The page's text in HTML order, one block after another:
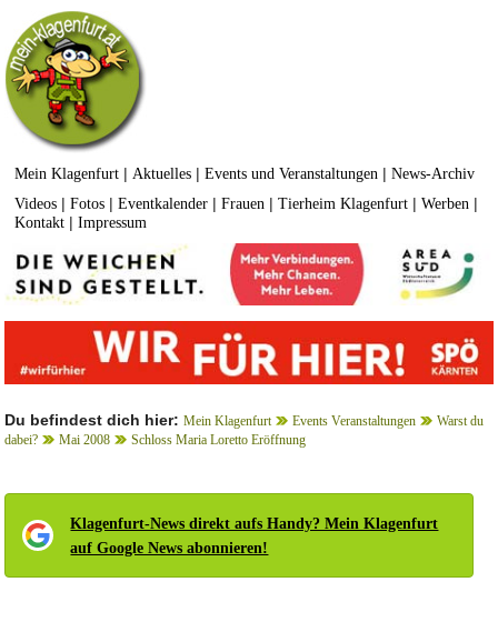
Mein Klagenfurt | Aktuelles |Events und Veranstaltungen |News-Archiv
Videos |Fotos |Eventkalender |Frauen |Tierheim Klagenfurt |Werben |
Kontakt |Impressum
Du befindest dich hier: Mein Klagenfurt Events Veranstaltungen
Warst du
dabei?
Mai 2008 Schloss Maria Loretto Eröffnung
Klagenfurt-News direkt aufs Handy? Mein Klagenfurt
auf Google News abonnieren!